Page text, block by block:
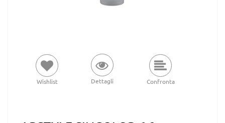
Wishlist Dettagli Confronta